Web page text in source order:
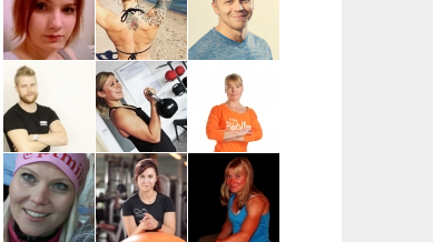
kantakaupunki
pääkaupunkiseutu
Kaarina,
Turku, Raisio
Anna-Mari Löf
| Salo
Susanna
Ingves |
Raasepori
Vesa-Matti
Vehkaperä |
Oulu
Taneli
Leppänen |
Turku ja
lähikunnat
Kata Pulkka |
Pääkaupunkiseutu
Marika
Koskela-
Kontu |
Pohjois-
Pohjanmaa